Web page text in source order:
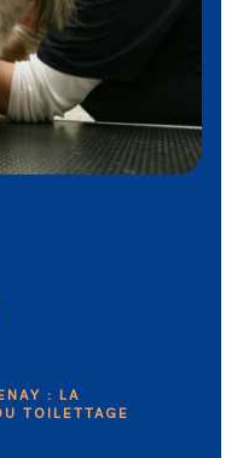
: LA
TOILETTAGE